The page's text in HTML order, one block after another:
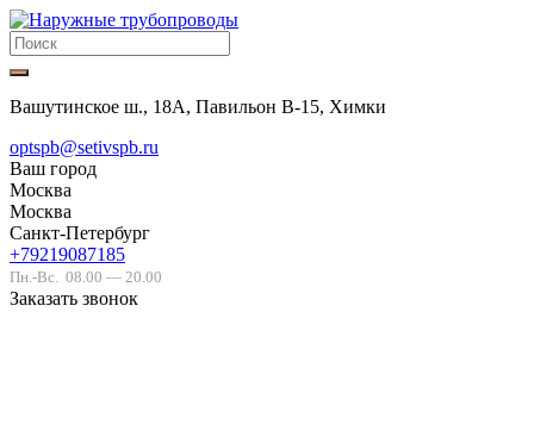
Вашутинское ш., 18А, Павильон В-15, Химки
optspb@setivspb.ru
Ваш город
Москва
Москва
Санкт-Петербург
+79219087185
Пн.-Вс. 08.00 — 20.00
Заказать звонок